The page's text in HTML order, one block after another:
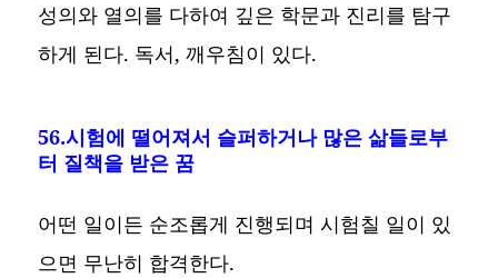
성의와 열의를 다하여 깊은 학문과 진리를 탐구
하게 된다. 독서, 깨우침이 있다.
56.시험에 떨어져서 슬퍼하거나 많은 삶들로부
터 질책을 받은 꿈
어떤 일이든 순조롭게 진행되며 시험칠 일이 있
으면 무난히 합격한다.